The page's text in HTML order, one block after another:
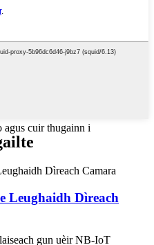
agus cuir thugainn i
Leughaidh Dìreach